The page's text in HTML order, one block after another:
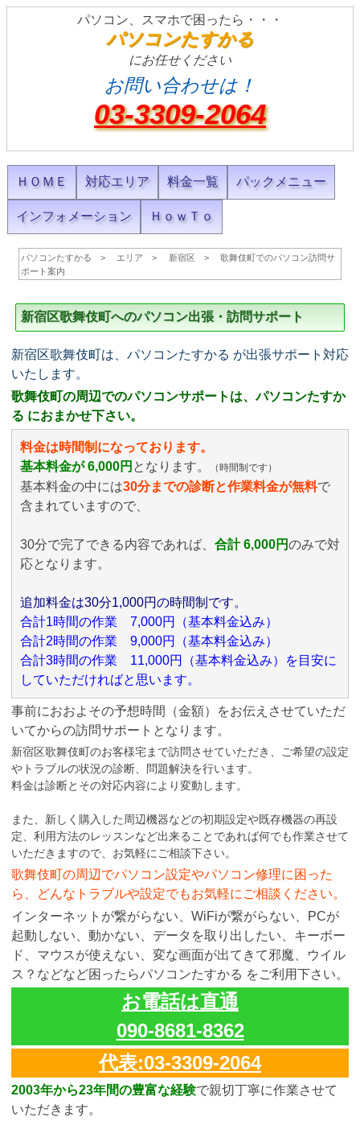
パソコン、スマホで困ったら・・・
パソコンたすかる
にお任せください
お問い合わせは！
03-3309-2064
ＨＯＭＥ 対応エリア 料金一覧 パックメニュー
インフォメーション ＨｏｗＴｏ
パソコンたすかる エリア 新宿区
歌舞伎町でのパソコン訪問サ
ポート案内
新宿区歌舞伎町へのパソコン出張・訪問サポート
新宿区歌舞伎町は、パソコンたすかる が出張サポート対応
いたします。
歌舞伎町の周辺でのパソコンサポートは、パソコンたすか
る におまかせ下さい。
料金は時間制になっております。
基本料金が 6,000円 となります。 （時間制です）
基本料金の中には30分までの診断と作業料金が無料で
含まれていますので、
30分で完了できる内容であれば、 合計 6,000円のみで対
応となります。
追加料金は30分1,000円の時間制です。
合計1時間の作業 7,000円（基本料金込み）
合計2時間の作業 9,000円（基本料金込み）
合計3時間の作業 11,000円（基本料金込み）を目安に
していただければと思います。
事前におおよその予想時間（金額）をお伝えさせていただ
いてからの訪問サポートとなります。
新宿区歌舞伎町のお客様宅まで訪問させていただき、ご希望の設定
やトラブルの状況の診断、問題解決を行います。
料金は診断とその対応内容により変動します。
また、新しく購入した周辺機器などの初期設定や既存機器の再設
定、利用方法のレッスンなど出来ることであれば何でも作業させて
いただきますので、お気軽にご相談下さい。
歌舞伎町の周辺でパソコン設定やパソコン修理に困った
ら、どんなトラブルや設定でもお気軽にご相談ください。
インターネットが繋がらない、WiFiが繋がらない、PCが
起動しない、動かない、データを取り出したい、キーボー
ド、マウスが使えない、変な画面が出てきて邪魔、ウイル
ス？などなど困ったらパソコンたすかる をご利用下さい。
お電話は直通
090-8681-8362
代表:03-3309-2064
2003年から23年間の豊富な経験で親切丁寧に作業させて
いただきます。